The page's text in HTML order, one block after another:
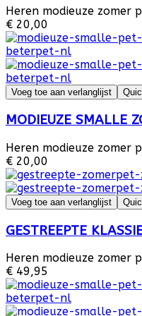
Heren modieuze zomer
€ 20,00
Voeg toe aan verlanglijst
MODIEUZE SMALLE
Heren modieuze zomer
€ 20,00
Voeg toe aan verlanglijst
GESTREEPTE
Heren modieuze zomer
€ 49,95